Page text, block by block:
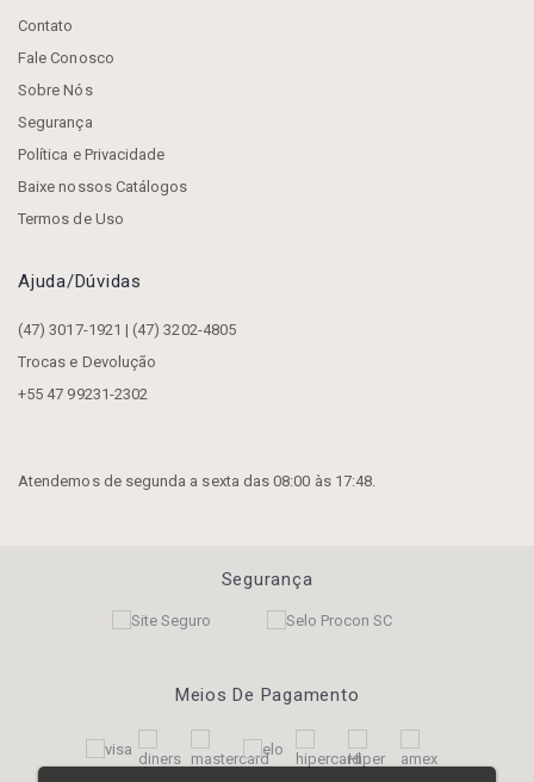
Contato
Fale Conosco
Sobre Nós
Segurança
Política e Privacidade
Baixe nossos Catálogos
Termos de Uso
Ajuda/dúvidas
(47) 3017-1921 | (47) 3202-4805
Trocas e Devolução
+55 47 99231-2302
Atendemos de segunda a sexta das 08:00 às 17:48.
Segurança
Meios De Pagamento